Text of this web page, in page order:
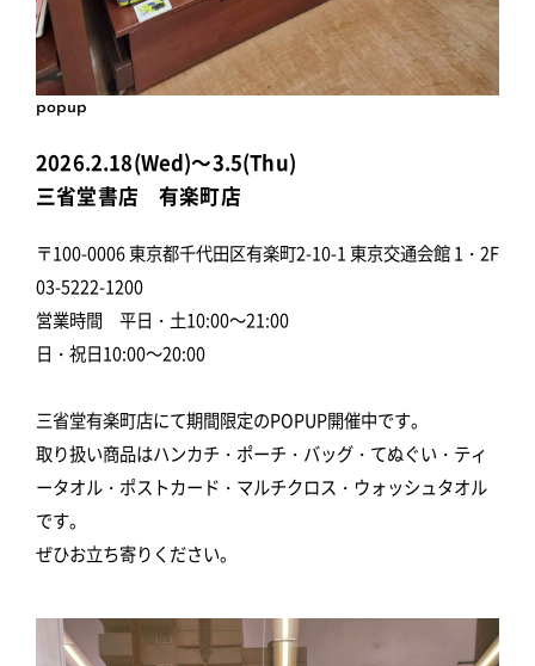
popup
2026.2.18(Wed)～3.5(Thu)
三省堂書店 有楽町店
〒100-0006 東京都千代田区有楽町2-10-1 東京交通会館 1・2F
03-5222-1200
営業時間 平日・土10:00～21:00
日・祝日10:00～20:00
三省堂有楽町店にて期間限定のPOPUP開催中です。
取り扱い商品はハンカチ・ポーチ・バッグ・てぬぐい・ティ
ータオル・ポストカード・マルチクロス・ウォッシュタオル
です。
ぜひお立ち寄りください。